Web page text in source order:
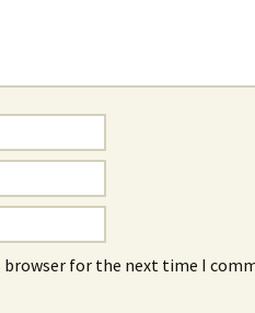
browser for the next time I